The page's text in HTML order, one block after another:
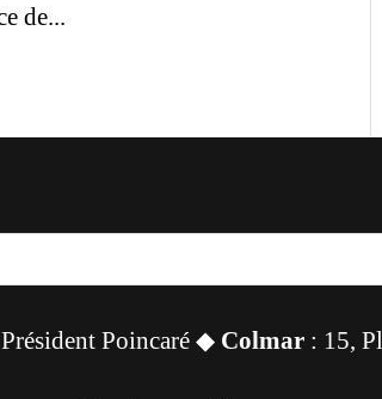
de...
Poincaré ◆ Colmar : 15,